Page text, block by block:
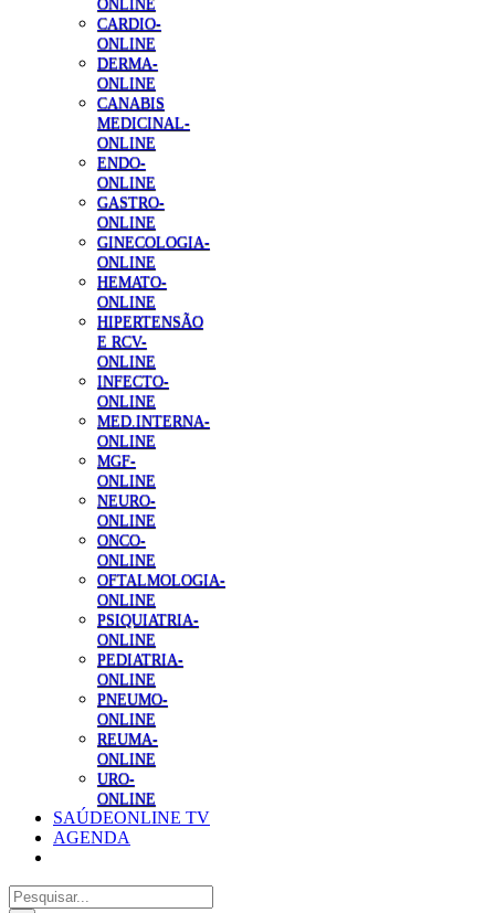
CARDIO-
ONLINE
DERMA-
ONLINE
CANABIS
MEDICINAL-
ONLINE
ENDO-
ONLINE
GASTRO-
ONLINE
GINECOLOGIA-
ONLINE
HEMATO-
ONLINE
HIPERTENSÃO
E RCV-
ONLINE
INFECTO-
ONLINE
MED.INTERNA-
ONLINE
MGF-
ONLINE
NEURO-
ONLINE
ONCO-
ONLINE
OFTALMOLOGIA-
ONLINE
PSIQUIATRIA-
ONLINE
PEDIATRIA-
ONLINE
PNEUMO-
ONLINE
REUMA-
ONLINE
URO-
ONLINE
SAÚDEONLINE TV
AGENDA
Pesquisar